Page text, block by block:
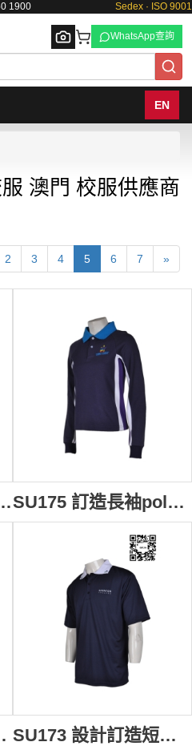
1900 Sedex · ISO 9001
WhatsApp查詢
EN
澳門 校服供應商
2 3 4 5 6 7 »
款運動校服 校服專門店 校服公司 澳洲 SU176 SU175 訂造長袖polo恤繡花校服款式polo恤 拼接撞色polo恤 校服polo恤公司
店 伊斯蘭 SU174 SU173 設計訂造短袖polo恤 領位Logo印製polo恤 短袖校服運動polo恤 短袖polo恤公司